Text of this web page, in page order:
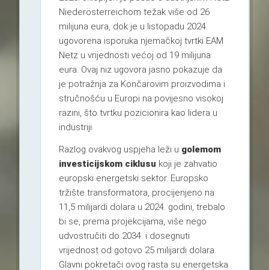
Niederösterreichom težak više od 26
milijuna eura, dok je u listopadu 2024.
ugovorena isporuka njemačkoj tvrtki EAM
Netz u vrijednosti većoj od 19 milijuna
eura. Ovaj niz ugovora jasno pokazuje da
je potražnja za Končarovim proizvodima i
stručnošću u Europi na povijesno visokoj
razini, što tvrtku pozicionira kao lidera u
industriji.
Razlog ovakvog uspjeha leži u golemom
investicijskom ciklusu koji je zahvatio
europski energetski sektor. Europsko
tržište transformatora, procijenjeno na
11,5 milijardi dolara u 2024. godini, trebalo
bi se, prema projekcijama, više nego
udvostručiti do 2034. i dosegnuti
vrijednost od gotovo 25 milijardi dolara.
Glavni pokretači ovog rasta su energetska